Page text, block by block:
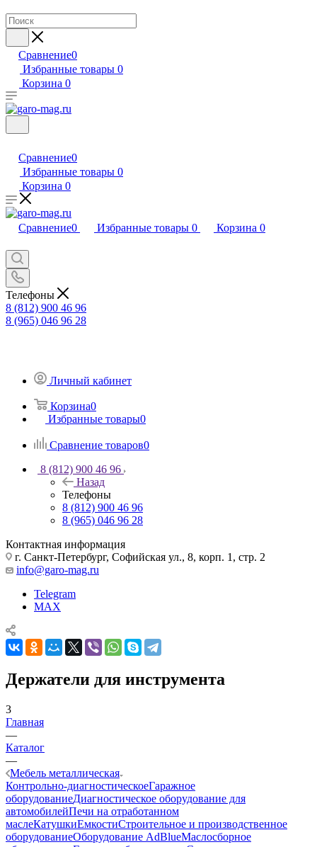
Сравнение0
Избранные товары 0
Корзина 0
Сравнение0
Избранные товары 0
Корзина 0
Сравнение0 Избранные товары 0 Корзина 0
Телефоны
8 (812) 900 46 96
8 (965) 046 96 28
Личный кабинет
Корзина0
Избранные товары0
Сравнение товаров0
8 (812) 900 46 96
Назад
Телефоны
8 (812) 900 46 96
8 (965) 046 96 28
Контактная информация
г. Санкт-Петербург, Софийская ул., 8, корп. 1, стр. 2
info@garo-mag.ru
Telegram
MAX
Держатели для инструмента
3
Главная
—
Каталог
—
Мебель металлическая
Контрольно-диагностическоеГаражное
оборудованиеДиагностическое оборудование для
автомобилейПечи на отработанном
маслеКатушкиЕмкостиСтроительное и производственное
оборудованиеОборудование AdBlueМаслосборное